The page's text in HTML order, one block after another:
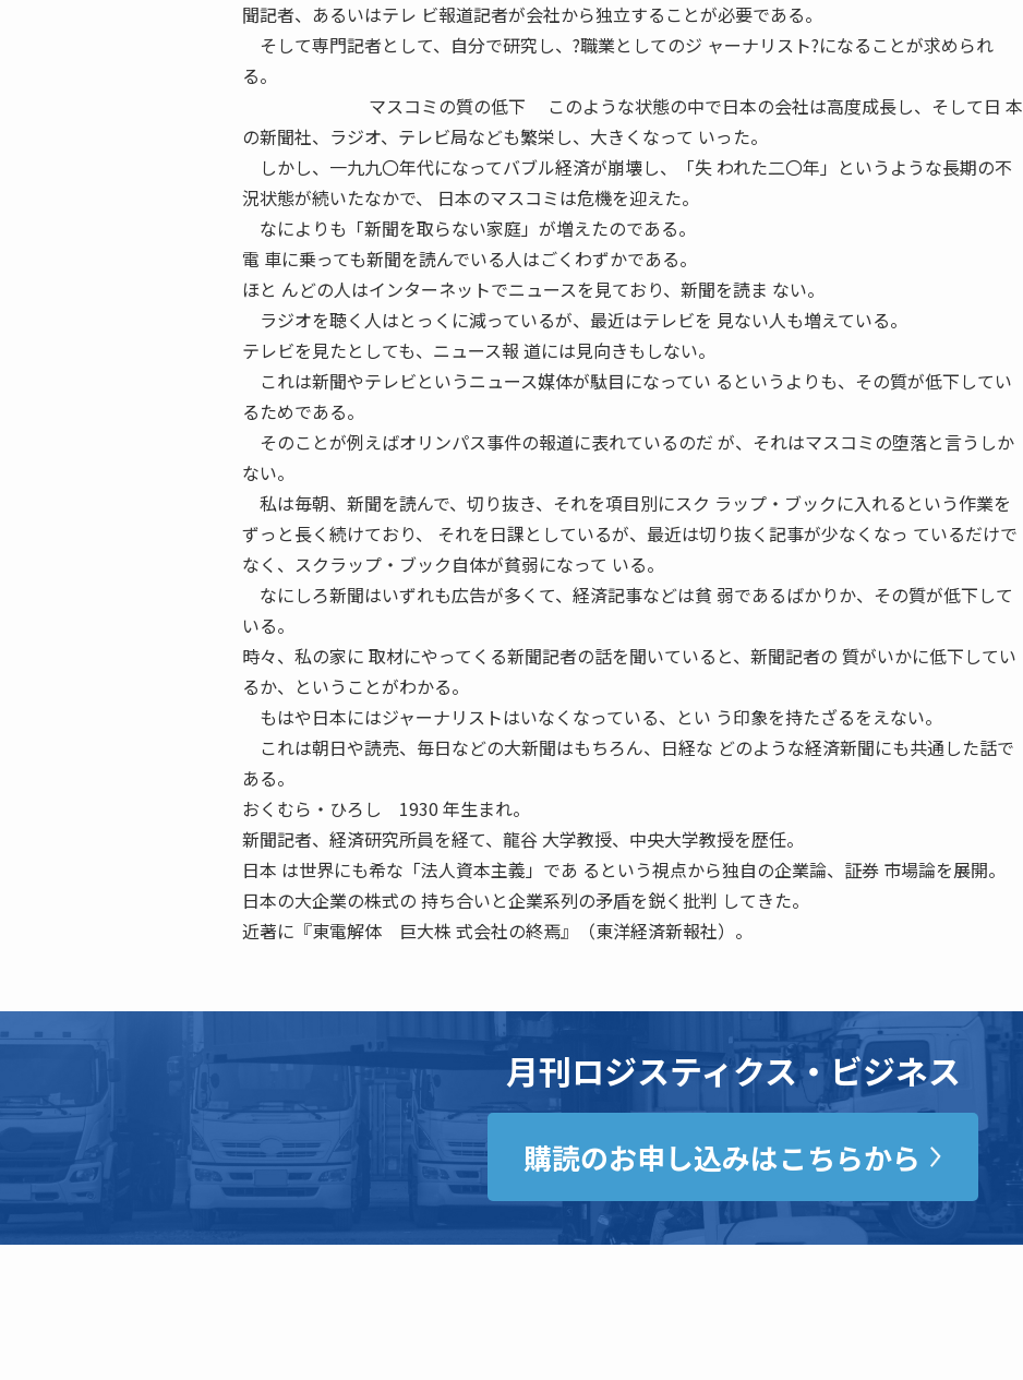
聞記者、あるいはテレ ビ報道記者が会社から独立することが必要である。
そして専門記者として、自分で研究し、?職業としてのジ ャーナリスト?になることが求められ
る。
マスコミの質の低下 このような状態の中で日本の会社は高度成長し、そして日 本
の新聞社、ラジオ、テレビ局なども繁栄し、大きくなって いった。
しかし、一九九〇年代になってバブル経済が崩壊し、「失 われた二〇年」というような長期の不
況状態が続いたなかで、 日本のマスコミは危機を迎えた。
なによりも「新聞を取らない家庭」が増えたのである。
電 車に乗っても新聞を読んでいる人はごくわずかである。
ほと んどの人はインターネットでニュースを見ており、新聞を読ま ない。
ラジオを聴く人はとっくに減っているが、最近はテレビを 見ない人も増えている。
テレビを見たとしても、ニュース報 道には見向きもしない。
これは新聞やテレビというニュース媒体が駄目になってい るというよりも、その質が低下してい
るためである。
そのことが例えばオリンパス事件の報道に表れているのだ が、それはマスコミの堕落と言うしか
ない。
私は毎朝、新聞を読んで、切り抜き、それを項目別にスク ラップ・ブックに入れるという作業を
ずっと長く続けており、 それを日課としているが、最近は切り抜く記事が少なくなっ ているだけで
なく、スクラップ・ブック自体が貧弱になって いる。
なにしろ新聞はいずれも広告が多くて、経済記事などは貧 弱であるばかりか、その質が低下して
いる。
時々、私の家に 取材にやってくる新聞記者の話を聞いていると、新聞記者の 質がいかに低下してい
るか、ということがわかる。
もはや日本にはジャーナリストはいなくなっている、とい う印象を持たざるをえない。
これは朝日や読売、毎日などの大新聞はもちろん、日経な どのような経済新聞にも共通した話で
ある。
おくむら・ひろし 1930 年生まれ。
新聞記者、経済研究所員を経て、龍谷 大学教授、中央大学教授を歴任。
日本 は世界にも希な「法人資本主義」であ るという視点から独自の企業論、証券 市場論を展開。
日本の大企業の株式の 持ち合いと企業系列の矛盾を鋭く批判 してきた。
近著に『東電解体 巨大株 式会社の終焉』（東洋経済新報社）。
月刊ロジスティクス・ビジネス
購読のお申し込みはこちらから